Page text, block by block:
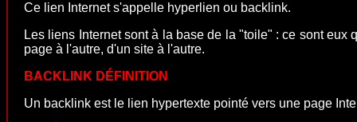
Ce lien Internet s'appelle hyperlien ou backlink.
Les liens Internet sont à la base de la "toile" : ce sont
page à l'autre, d'un site à l'autre.
BACKLINK DÉFINITION
Un backlink est le lien hypertexte pointé vers une page